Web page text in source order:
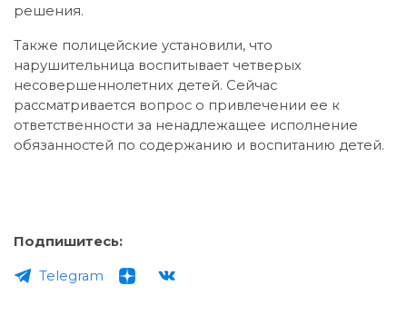
решения.
Также полицейские установили, что
нарушительница воспитывает четверых
несовершеннолетних детей. Сейчас
рассматривается вопрос о привлечении ее к
ответственности за ненадлежащее исполнение
обязанностей по содержанию и воспитанию детей.
Подпишитесь:
Telegram